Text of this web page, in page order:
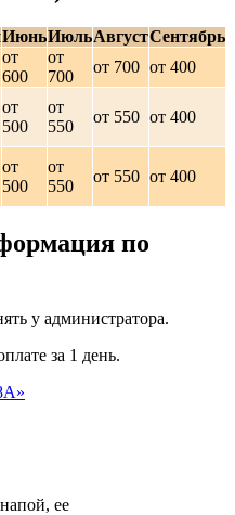
ИюньИюльАвгустСентябрь
от
600
от
700
от 700 от 400
от
500
от
550
от 550 от 400
от
500
от
550
от 550 от 400
по
у администратора.
за 1 день.
ее